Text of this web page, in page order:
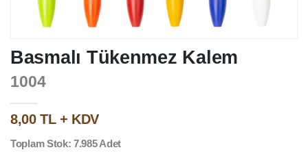
Basmalı Tükenmez Kalem
1004
8,00 TL + KDV
Toplam Stok: 7.985 Adet